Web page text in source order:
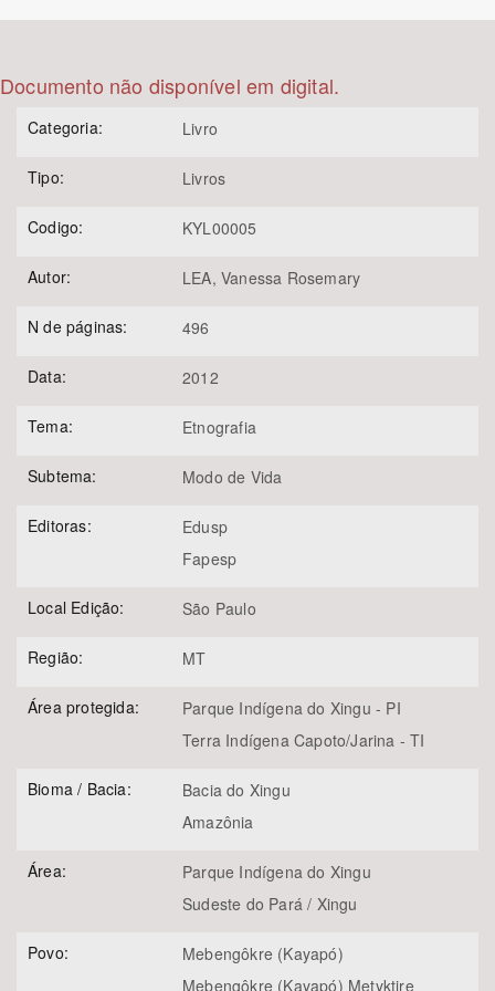
Subtema
Área de Levantamento
Área Protegida
Documento não disponível em digital.
Categoria: Livro
Tipo: Livros
Codigo: KYL00005
Autor: LEA, Vanessa Rosemary
N de páginas: 496
Data: 2012
Tema: Etnografia
Subtema: Modo de Vida
Editoras:
Edusp
Fapesp
Local Edição: São Paulo
Região: MT
Área protegida:
Parque Indígena do Xingu - PI
Terra Indígena Capoto/Jarina - TI
Bioma / Bacia:
Bacia do Xingu
Amazônia
Área:
Parque Indígena do Xingu
Sudeste do Pará / Xingu
Povo:
Mebengôkre (Kayapó)
Mebengôkre (Kayapó) Metyktire